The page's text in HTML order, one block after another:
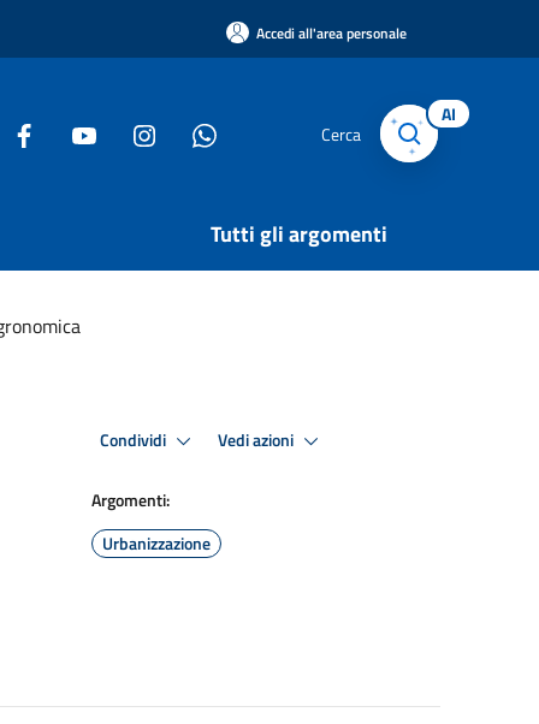
Accedi all'area personale
Cerca
AI
Tutti gli argomenti
Condividi Vedi azioni
Argomenti:
Urbanizzazione